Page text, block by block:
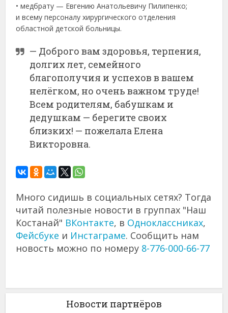
• медбрату — Евгению Анатольевичу Пилипенко;
и всему персоналу хирургического отделения
областной детской больницы.
— Доброго вам здоровья, терпения,
долгих лет, семейного
благополучия и успехов в вашем
нелёгком, но очень важном труде!
Всем родителям, бабушкам и
дедушкам — берегите своих
близких! — пожелала Елена
Викторовна.
Много сидишь в социальных сетях? Тогда
читай полезные новости в группах "Наш
Костанай" ВКонтакте, в Одноклассниках,
Фейсбуке и Инстаграме. Сообщить нам
новость можно по номеру 8-776-000-66-77
Новости партнёров